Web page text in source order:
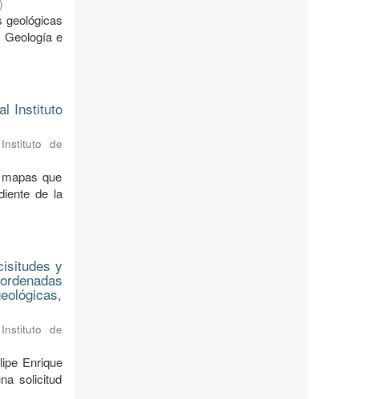
)
geológicas
Geología e
Instituto
de
que
de la
y
de
Enrique
solicitud